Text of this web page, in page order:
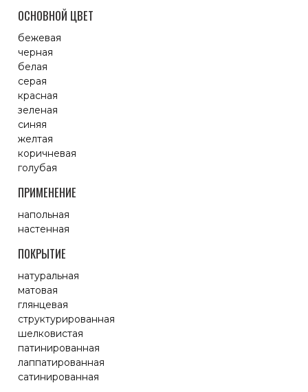
ОСНОВНОЙ ЦВЕТ
бежевая
черная
белая
серая
красная
зеленая
синяя
желтая
коричневая
голубая
ПРИМЕНЕНИЕ
напольная
настенная
ПОКРЫТИЕ
натуральная
матовая
глянцевая
структурированная
шелковистая
патинированная
лаппатированная
сатинированная